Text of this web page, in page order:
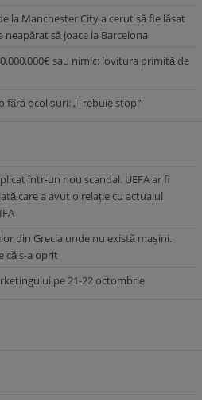
la Manchester City a cerut să fie lăsat
neapărat să joace la Barcelona
sau nimic: lovitura primită de
fără ocolișuri: „Trebuie stop!”
într-un nou scandal. UEFA ar fi
care a avut o relație cu actualul
din Grecia unde nu există mașini.
că s-a oprit
pe 21-22 octombrie